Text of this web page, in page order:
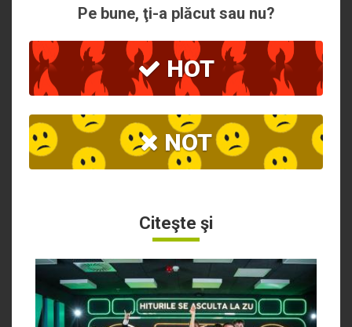
Pe bune, ţi-a plăcut sau nu?
HOT
NOT
Citeşte şi